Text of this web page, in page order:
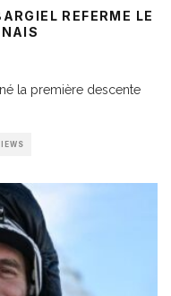
REFERME LE
la première descente